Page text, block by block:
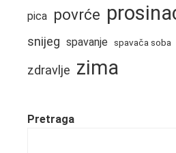
pica povrće
snijeg spavanje spavača soba
zdravlje zima
Pretraga